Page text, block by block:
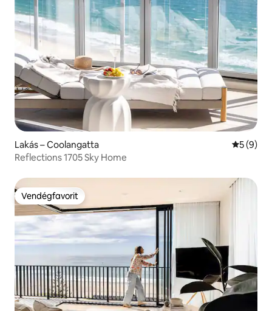
Lakás – Coolangatta Átlagos
5 (9)
Reflections 1705 Sky Home
Vendégfavorit
Vendégfavorit